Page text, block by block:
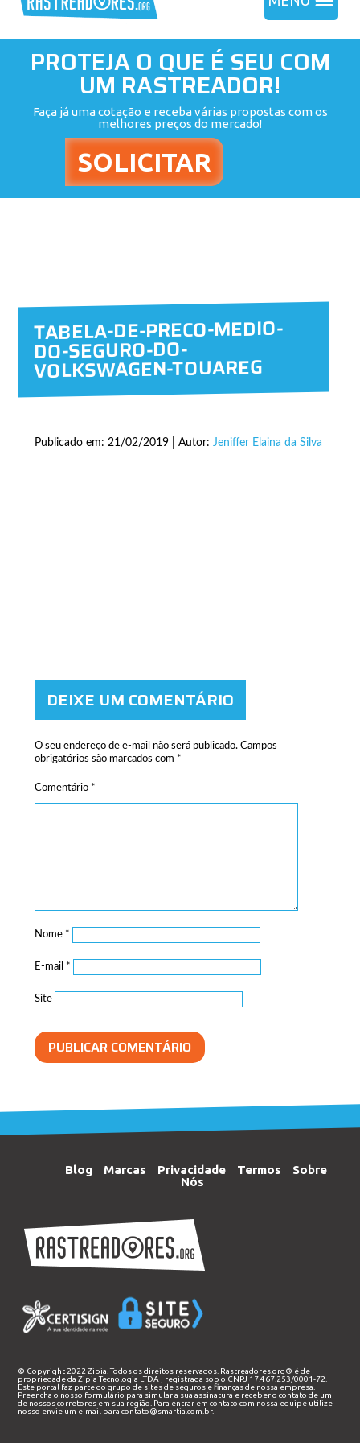
PROTEJA O QUE É SEU COM
UM RASTREADOR!
Faça já uma cotação e receba várias propostas com os
melhores preços do mercado!
TABELA-DE-PRECO-MEDIO-
DO-SEGURO-DO-
VOLKSWAGEN-TOUAREG
Publicado em: 21/02/2019 | Autor: Jeniffer Elaina da Silva
DEIXE UM COMENTÁRIO
O seu endereço de e-mail não será publicado. Campos
obrigatórios são marcados com *
Comentário *
Nome *
E-mail *
Site
Blog Marcas Privacidade Termos
Sobre
Nós
© Copyright 2022 Zipia. Todos os direitos reservados. Rastreadores.org® é de
propriedade daZipia Tecnologia LTDA
, registrada sob o CNPJ 17.467.253/0001-72.
Este portal faz parte do grupo de sites de seguros e finanças de nossa empresa.
Preencha o nosso formulário para simular a sua assinatura e receber o contato de um
de nossos corretores em sua região. Para entrar em contato com nossa equipe utilize
nosso envie um e-mail paracontato@smartia.com.br.